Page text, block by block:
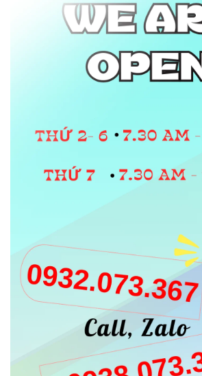
Nhờ lớp hạt nhựa này, găng
Tăng độ bám, hạn chế trơn
Bảo vệ tay khỏi trầy xước,
Cấu Tạo Cơ Bản
Một đôi găng tay phủ hạt
len, thun hoặc
Lớp phủ
: các hạt nhựa
hoặc in trên bề mặt
Thiết kế:ôm tay, linh
Ứng Dụng Thực Tế